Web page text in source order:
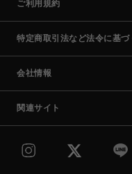
ご利用規約
特定商取引法など法令に基づ
会社情報
関連サイト